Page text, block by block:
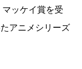
ッケイ賞を受
アニメシリーズ